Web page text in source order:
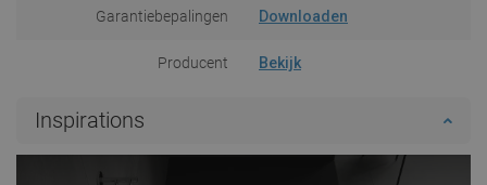
Garantiebepalingen Downloaden
Producent Bekijk
Inspirations